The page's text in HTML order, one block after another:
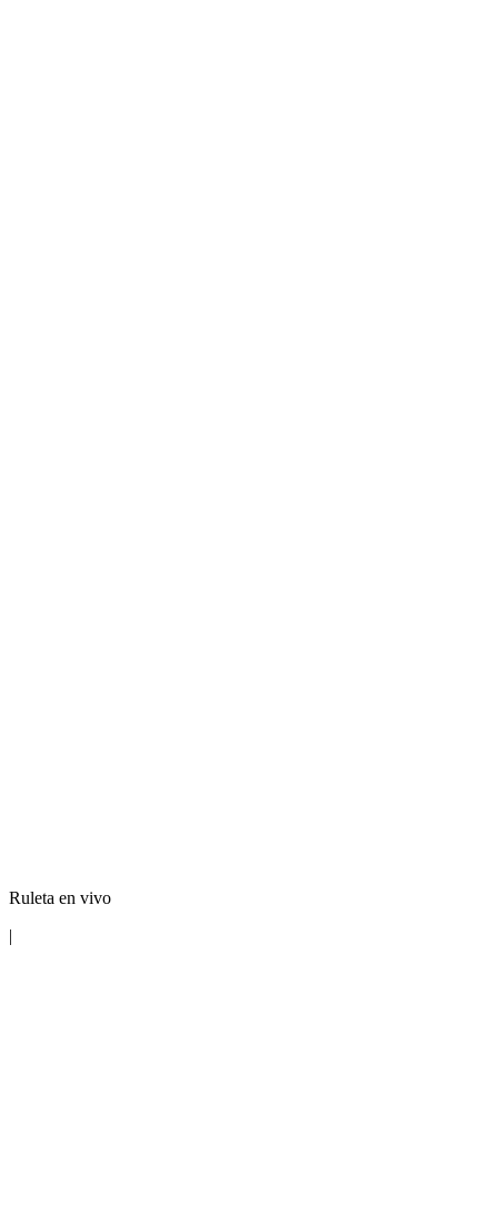
Ruleta en vivo
|